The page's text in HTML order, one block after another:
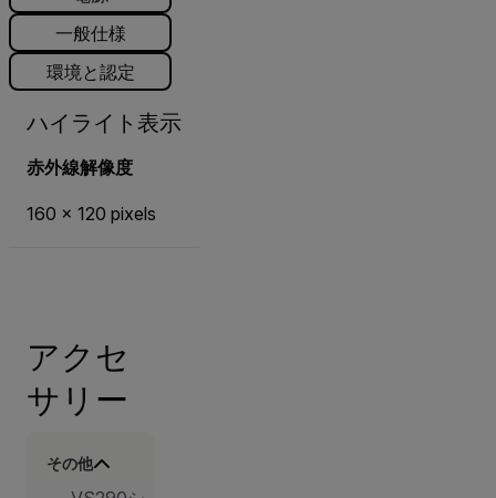
一般仕様
環境と認定
ハイライト表示
赤外線解像度
160 × 120 pixels
アクセ
サリー
その他